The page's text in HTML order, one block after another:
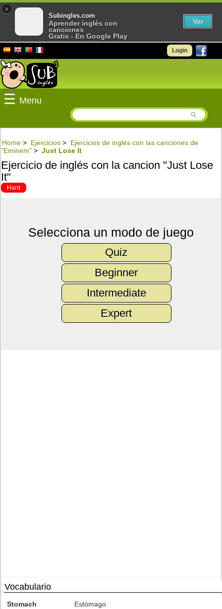
Login
☰ Menu
Home > Ejercicios > Ejercicios de inglés con las canciones de
"Eminem" > Just Lose It
Ejercicio de inglés con la cancion "Just Lose
It"
Hard
Selecciona un modo de juego
Quiz
Beginner
Intermediate
Expert
Vocabulario
Stomach Estómago
×
Subingles.com
Aprender inglés con
canciones
Gratis - En Google Play
Ver